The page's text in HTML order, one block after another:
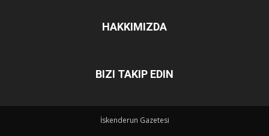
HAKKIMIZDA
BIZI TAKIP EDIN
İskenderun Gazetesi